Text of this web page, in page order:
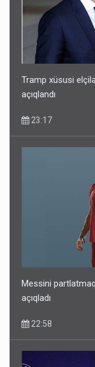
Paşinyan Əliyevə
16:18
İlham Əliyev
Tramp xüsusi
açıqlandı
23:17
Messini
açıqladı
22:58